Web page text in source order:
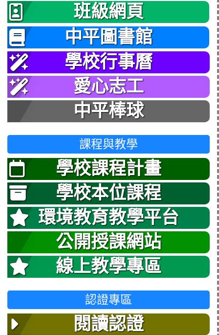
班級網頁
中平圖書館
學校行事曆
愛心志工
中平棒球
課程與教學
學校課程計畫
學校本位課程
環境教育教學平台
公開授課網站
線上教學專區
認證專區
閱讀認證